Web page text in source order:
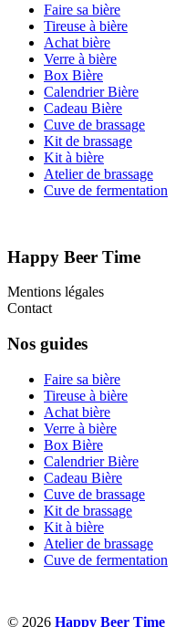
Faire sa bière
Tireuse à bière
Achat bière
Verre à bière
Box Bière
Calendrier Bière
Cadeau Bière
Cuve de brassage
Kit de brassage
Kit à bière
Atelier de brassage
Cuve de fermentation
Happy Beer Time
Mentions légales
Contact
Nos guides
Faire sa bière
Tireuse à bière
Achat bière
Verre à bière
Box Bière
Calendrier Bière
Cadeau Bière
Cuve de brassage
Kit de brassage
Kit à bière
Atelier de brassage
Cuve de fermentation
© 2026 Happy Beer Time